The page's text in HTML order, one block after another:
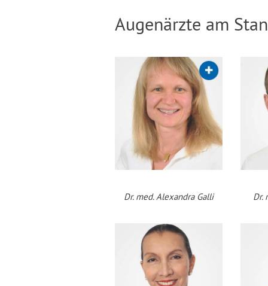
Augenärzte am
Dr. med. Alexandra Galli Dr.